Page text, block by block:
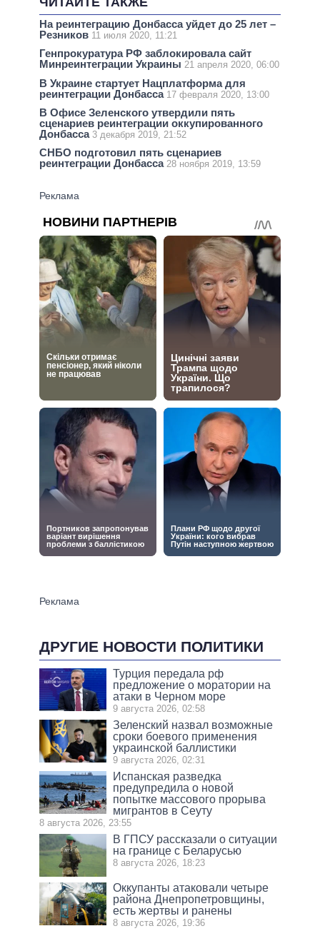
На реинтеграцию Донбасса уйдет до 25 лет –
Резников 11 июля 2020, 11:21
Генпрокуратура РФ заблокировала сайт
Минреинтеграции Украины 21 апреля 2020, 06:00
В Украине стартует Нацплатформа для
реинтеграции Донбасса 17 февраля 2020, 13:00
В Офисе Зеленского утвердили пять
сценариев реинтеграции оккупированного
Донбасса 3 декабря 2019, 21:52
СНБО подготовил пять сценариев
реинтеграции Донбасса 28 ноября 2019, 13:59
ДРУГИЕ НОВОСТИ ПОЛИТИКИ
Турция передала рф
предложение о моратории на
атаки в Черном море
9 августа 2026, 02:58
Зеленский назвал возможные
сроки боевого применения
украинской баллистики
9 августа 2026, 02:31
Испанская разведка
предупредила о новой
попытке массового прорыва
мигрантов в Сеуту
8 августа 2026, 23:55
В ГПСУ рассказали о ситуации
на границе с Беларусью
8 августа 2026, 18:23
Оккупанты атаковали четыре
района Днепропетровщины,
есть жертвы и ранены
8 августа 2026, 19:36